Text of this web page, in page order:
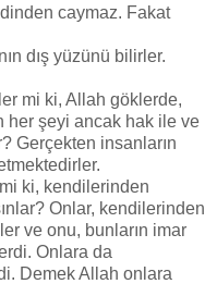
caymaz. Fakat
dış yüzünü bilirler.
mi ki, Allah göklerde,
her şeyi ancak hak ile ve
Gerçekten insanların
ki, kendilerinden
Onlar, kendilerinden
ve onu, bunların imar
Onlara da
Demek Allah onlara